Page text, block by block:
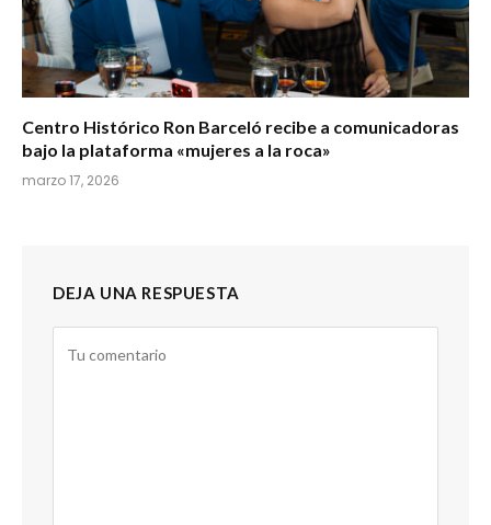
Centro Histórico Ron Barceló recibe a comunicadoras
bajo la plataforma «mujeres a la roca»
marzo 17, 2026
DEJA UNA RESPUESTA